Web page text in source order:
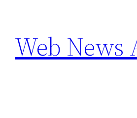
contenu
Web News